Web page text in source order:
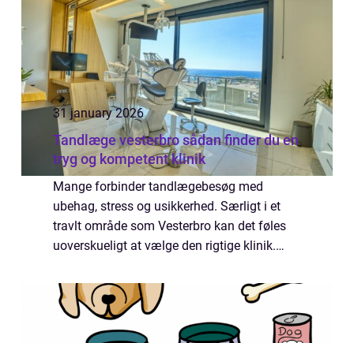
31 january 2026
Tandlæge vesterbro sådan finder du en
tryg og kompetent klinik
Mange forbinder tandlægebesøg med
ubehag, stress og usikkerhed. Særligt i et
travlt område som Vesterbro kan det føles
uoverskueligt at vælge den rigtige klinik.
sundt tandsæt er for både helbred, velvære
...